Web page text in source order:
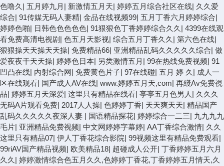
色噜久 | 五月婷九月 | 新激情五月天| 婷婷五月综合社区在线| 久久爱
综合| 91传媒无码人妻精| 金品在线视频99| 五月丁香六月婷婷综合|
婷婷色啪| 日韩色色色色色| 91狠狠色丁香婷婷综合久久 | 4399在线观
看免费高清电视剧 | 色五月天影视| 综合五月丁香久久 | 第六色在线|
狠狠操天天操天天操| 免费精品66| 亚洲精品乱码久久久久久综合| 做
爱夜夜干天天操| 婷婷色日本| 另类激情五月 | 99在热线免费视频| 91
凹凸在线| 内射综合网| 免费黄色片子| 97在线碰| 五月 婷 久 | 成人一
区在线观看| 国产成人AV在线| www.婷婷五月天,com| 再綫Av免费視
品| 婷婷五月天深爱| 这里只有精品在线看| 亭亭五月色男人 | 久久久
无码A片观看免费| 2017人人操| 色婷婷丁香| 天天爽天天| 精品国产
乱码久久久久久夜深人妻 | 国语精品探花| 婷婷综合一二三| 九九九九
毛片| 亚洲精品免费视频| 中文网婷婷字幕婷| AA丁香综合激情| 久久
这里只有精品07| 伊人丁香花综合影院| 99视频这里有精品免费观看|
99riAV国产精品视频| 欧美精品18| 超碰成人公开| 丁香婷婷五月六月
久久 | 婷婷激情综合色五月久久,色婷婷丁香花,丁香婷婷五月情天,久